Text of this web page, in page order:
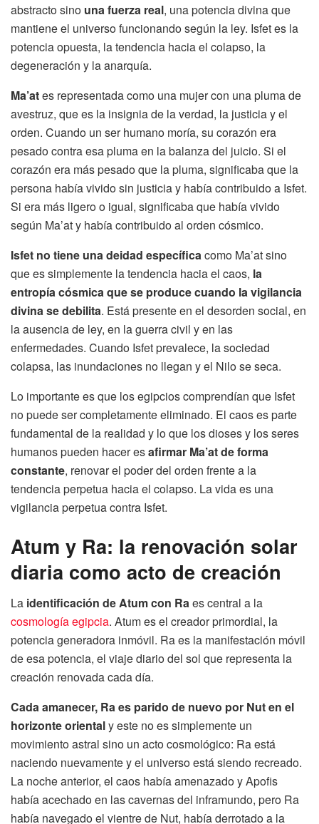
abstracto sino una fuerza real, una potencia divina que
mantiene el universo funcionando según la ley. Isfet es la
potencia opuesta, la tendencia hacia el colapso, la
degeneración y la anarquía.
Ma’ates representada como una mujer con una pluma de
avestruz, que es la insignia de la verdad, la justicia y el
orden. Cuando un ser humano moría, su corazón era
pesado contra esa pluma en la balanza del juicio. Si el
corazón era más pesado que la pluma, significaba que la
persona había vivido sin justicia y había contribuido a Isfet.
Si era más ligero o igual, significaba que había vivido
según Ma’at y había contribuido al orden cósmico.
Isfet no tiene una deidad específicacomo Ma’at sino
que es simplemente la tendencia hacia el caos, la
entropía cósmica que se produce cuando la vigilancia
divina se debilita. Está presente en el desorden social, en
la ausencia de ley, en la guerra civil y en las
enfermedades. Cuando Isfet prevalece, la sociedad
colapsa, las inundaciones no llegan y el Nilo se seca.
Lo importante es que los egipcios comprendían que Isfet
no puede ser completamente eliminado. El caos es parte
fundamental de la realidad y lo que los dioses y los seres
humanos pueden hacer esafirmar Ma’at de forma
constante, renovar el poder del orden frente a la
tendencia perpetua hacia el colapso. La vida es una
vigilancia perpetua contra Isfet.
Atum y Ra: la renovación solar
diaria como acto de creación
La identificación de Atum con Raes central a la
cosmología egipcia. Atum es el creador primordial, la
potencia generadora inmóvil. Ra es la manifestación móvil
de esa potencia, el viaje diario del sol que representa la
creación renovada cada día.
Cada amanecer, Ra es parido de nuevo por Nut en el
horizonte orientaly este no es simplemente un
movimiento astral sino un acto cosmológico: Ra está
naciendo nuevamente y el universo está siendo recreado.
La noche anterior, el caos había amenazado y Apofis
había acechado en las cavernas del inframundo, pero Ra
había navegado el vientre de Nut, había derrotado a la